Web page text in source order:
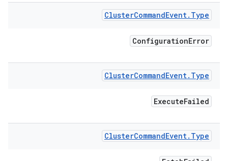
ClusterCommandEvent. Type
ConfigurationError
ClusterCommandEvent. Type
ExecuteFailed
ClusterCommandEvent. Type